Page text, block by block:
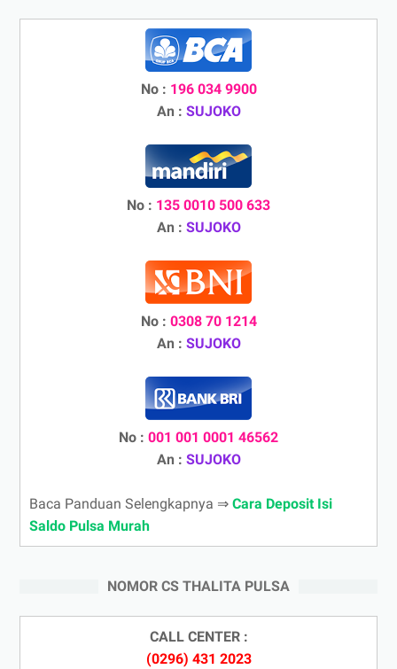
No : 196 034 9900
An : SUJOKO
No : 135 0010 500 633
An : SUJOKO
No : 0308 70 1214
An : SUJOKO
No : 001 001 0001 46562
An : SUJOKO
Baca Panduan Selengkapnya ⇒ Cara Deposit Isi
Saldo Pulsa Murah
NOMOR CS THALITA PULSA
CALL CENTER :
(0296) 431 2023